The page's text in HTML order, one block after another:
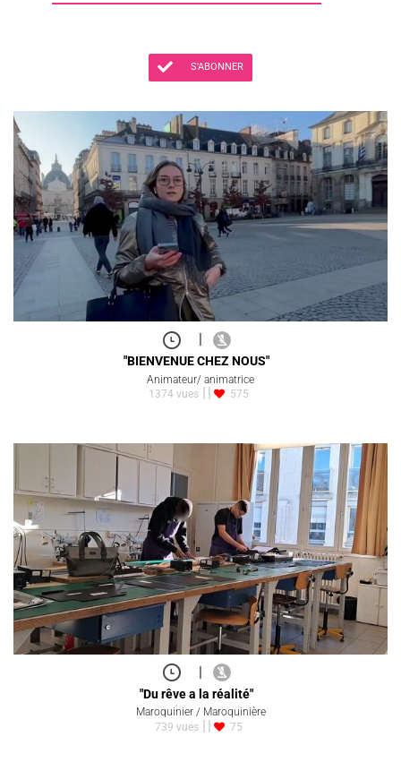
S'ABONNER
"BIENVENUE CHEZ NOUS"
Animateur/ animatrice
1374 vues
575
|
"Du rêve a la réalité"
Maroquinier / Maroquinière
739 vues
75